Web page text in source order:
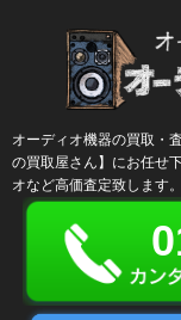
オーディオ機器の買取・
の買取屋さん】にお任せ
オなど高価査定致します